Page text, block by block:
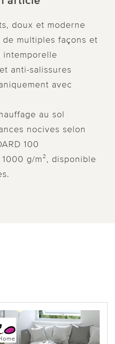
doux et moderne
multiples façons et
intemporelle
anti-salissures
avec
au sol
nocives selon
100
g/m², disponible